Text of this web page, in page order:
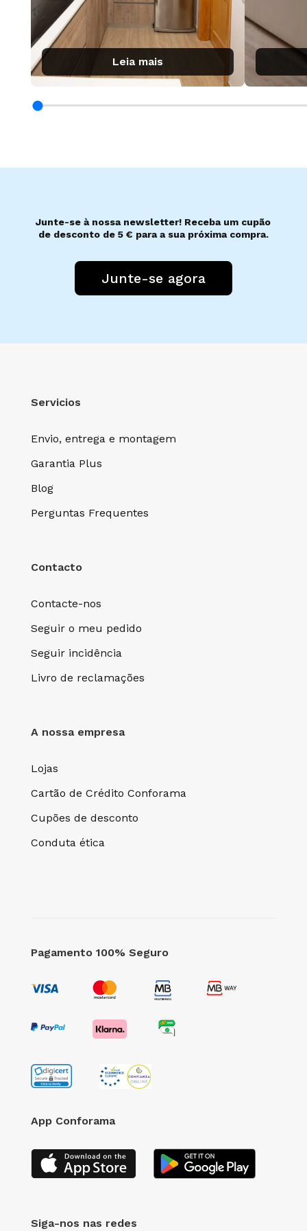
Leia mais
Junte-se à nossa newsletter! Receba um cupão
de desconto de 5 € para a sua próxima compra.
Junte-se agora
Servicios
Envio, entrega e montagem
Garantia Plus
Blog
Perguntas Frequentes
Contacto
Contacte-nos
Seguir o meu pedido
Seguir incidência
Livro de reclamações
A nossa empresa
Lojas
Cartão de Crédito Conforama
Cupões de desconto
Conduta ética
Pagamento 100% Seguro
App Conforama
Siga-nos nas redes